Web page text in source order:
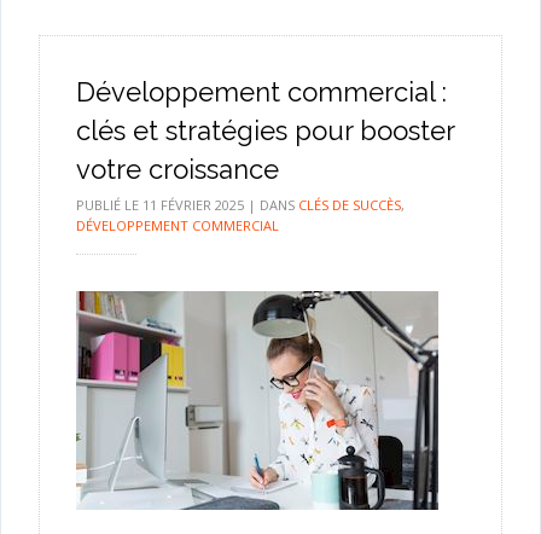
Développement commercial :
clés et stratégies pour booster
votre croissance
PUBLIÉ LE 11 FÉVRIER 2025| DANS CLÉS DE SUCCÈS,
DÉVELOPPEMENT COMMERCIAL